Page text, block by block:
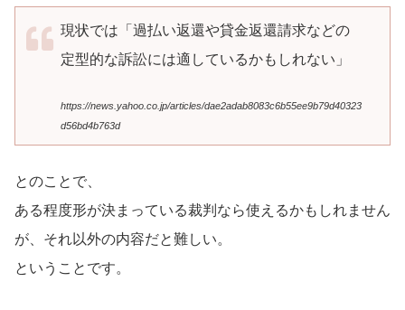
現状では「過払い返還や貸金返還請求などの
定型的な訴訟には適しているかもしれない」
https://news.yahoo.co.jp/articles/dae2adab8083c6b55ee9b79d40323
d56bd4b763d
とのことで、
ある程度形が決まっている裁判なら使えるかもしれません
が、それ以外の内容だと難しい。
ということです。